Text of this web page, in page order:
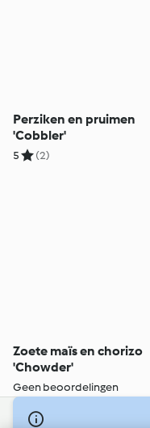
Perziken en pruimen
'Cobbler'
5 (2)
Zoete maïs en chorizo
'Chowder'
Geen beoordelingen